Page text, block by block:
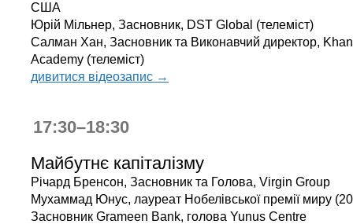
США
Юрій Мільнер, Засновник, DST Global (телеміст)
Салман Хан, Засновник та Виконавчий директор, Khan
Academy (телеміст)
дивитися відеозапис →
17:30–18:30
Майбутнє капіталізму
Річард Бренсон, Засновник та Голова, Virgin Group
Мухаммад Юнус, лауреат Нобелівської премії миру
Засновник Grameen Bank, голова Yunus Centre